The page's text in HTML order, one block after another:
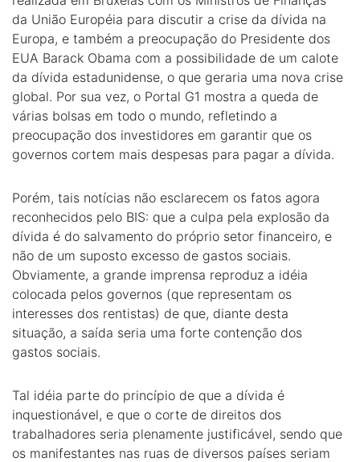
da União Européia para discutir a crise da dívida na
Europa, e também a preocupação do Presidente dos
EUA Barack Obama com a possibilidade de um calote
da dívida estadunidense, o que geraria uma nova crise
global. Por sua vez, o Portal G1 mostra a queda de
várias bolsas em todo o mundo, refletindo a
preocupação dos investidores em garantir que os
governos cortem mais despesas para pagar a dívida.
Porém, tais notícias não esclarecem os fatos agora
reconhecidos pelo BIS: que a culpa pela explosão da
dívida é do salvamento do próprio setor financeiro, e
não de um suposto excesso de gastos sociais.
Obviamente, a grande imprensa reproduz a idéia
colocada pelos governos (que representam os
interesses dos rentistas) de que, diante desta
situação, a saída seria uma forte contenção dos
gastos sociais.
Tal idéia parte do princípio de que a dívida é
inquestionável, e que o corte de direitos dos
trabalhadores seria plenamente justificável, sendo que
os manifestantes nas ruas de diversos países seriam